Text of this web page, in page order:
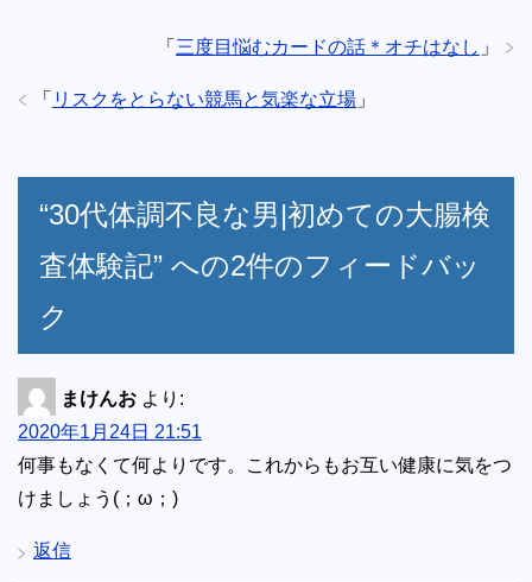
「 三度目悩むカードの話＊オチはなし 」
「 リスクをとらない競馬と気楽な立場 」
“30代体調不良な男|初めての大腸検
査体験記” への2件のフィードバッ
ク
まけんお より:
2020年1月24日 21:51
何事もなくて何よりです。これからもお互い健康に気をつ
けましょう(；ω；)
返信